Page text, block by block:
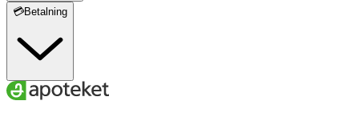
💳Betalning